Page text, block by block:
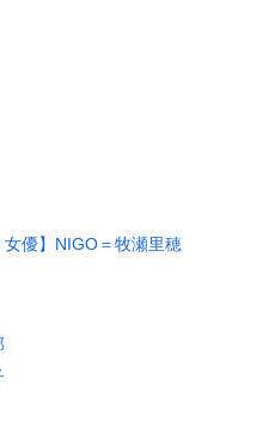
女優】NIGO＝牧瀬里穂